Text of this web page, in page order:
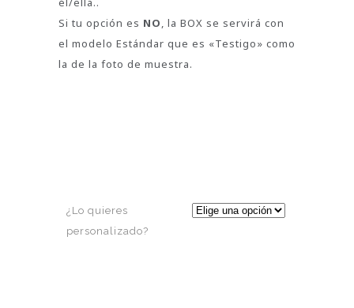
Si tu opción es NO, la BOX se servirá con
el modelo Estándar que es «Testigo» como
la de la foto de muestra.
¿Lo quieres
personalizado?